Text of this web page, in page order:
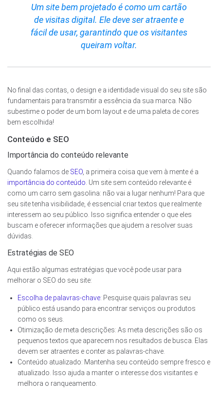
Um site bem projetado é como um cartão
de visitas digital. Ele deve ser atraente e
fácil de usar, garantindo que os visitantes
queiram voltar.
No final das contas, o design e a identidade visual do seu site são
fundamentais para transmitir a essência da sua marca. Não
subestime o poder de um bom layout e de uma paleta de cores
bem escolhida!
Conteúdo e SEO
Importância do conteúdo relevante
Quando falamos de SEO , a primeira coisa que vem à mente é a
importância do conteúdo . Um site sem conteúdo relevante é
como um carro sem gasolina: não vai a lugar nenhum! Para que
seu site tenha visibilidade, é essencial criar textos que realmente
interessem ao seu público. Isso significa entender o que eles
buscam e oferecer informações que ajudem a resolver suas
dúvidas.
Estratégias de SEO
Aqui estão algumas estratégias que você pode usar para
melhorar o SEO do seu site:
Escolha de palavras-chave: Pesquise quais palavras seu
público está usando para encontrar serviços ou produtos
como os seus.
Otimização de meta descrições: As meta descrições são os
pequenos textos que aparecem nos resultados de busca. Elas
devem ser atraentes e conter as palavras-chave.
Conteúdo atualizado: Mantenha seu conteúdo sempre fresco e
atualizado. Isso ajuda a manter o interesse dos visitantes e
melhora o ranqueamento.